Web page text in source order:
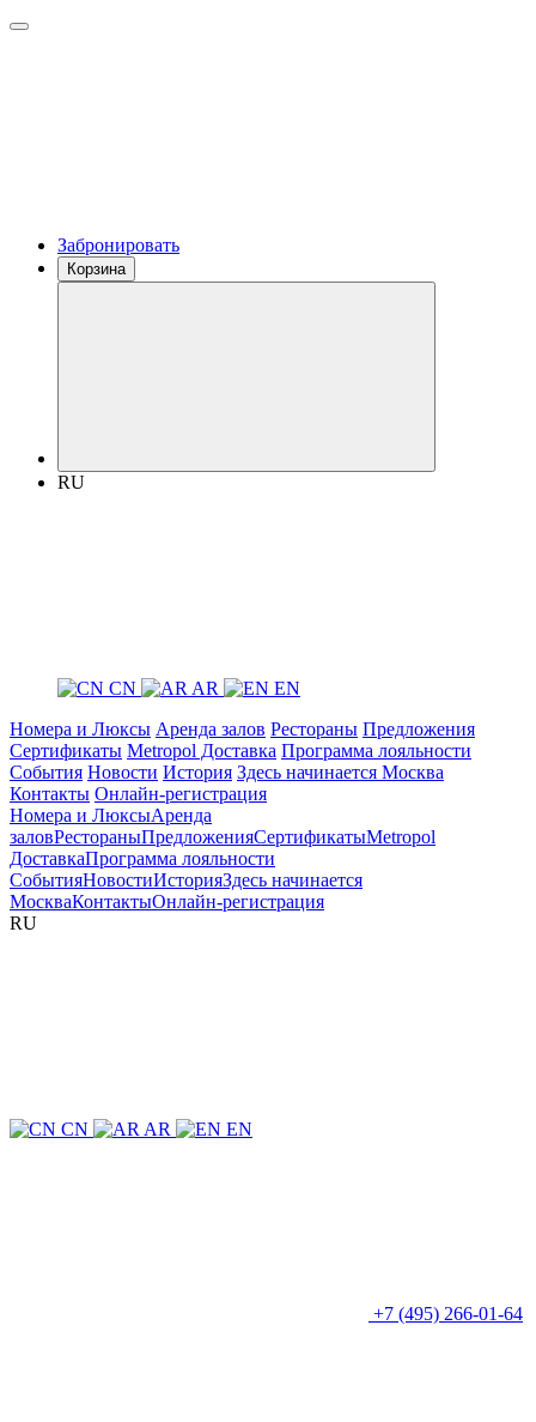
Забронировать
Корзина
RU
CN AR
EN
Номера и Люксы Аренда залов Рестораны Предложения
Сертификаты Metropol Доставка Программа лояльности
События Новости История Здесь начинается Москва
Контакты Онлайн-регистрация
Номера и ЛюксыАренда
заловРестораныПредложенияСертификатыMetropol
ДоставкаПрограмма лояльности
СобытияНовостиИсторияЗдесь начинается
МоскваКонтактыОнлайн-регистрация
RU
CN AR EN
+7 (495) 266-01-64